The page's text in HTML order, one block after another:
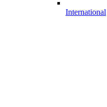
International